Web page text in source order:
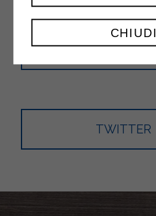
YOUTUBE
TWITTER
CHIUDI